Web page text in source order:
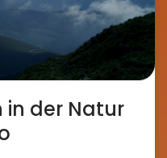
in der Natur